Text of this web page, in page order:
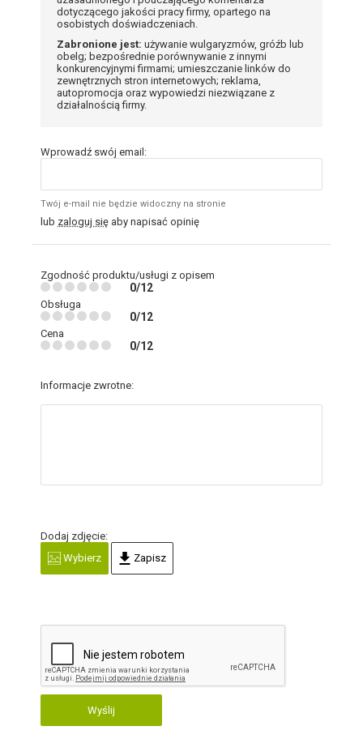
dotyczącego jakości pracy firmy, opartego na
osobistych doświadczeniach.
Zabronione jest: używanie wulgaryzmów, gróźb lub
obelg; bezpośrednie porównywanie z innymi
konkurencyjnymi firmami; umieszczanie linków do
zewnętrznych stron internetowych; reklama,
autopromocja oraz wypowiedzi niezwiązane z
działalnością firmy.
Wprowadź swój email:
Twój e-mail nie będzie widoczny na stronie
lub zaloguj się aby napisać opinię
Zgodność produktu/usługi z opisem
0/12
Obsługa
0/12
Cena
0/12
Informacje zwrotne:
Dodaj zdjęcie:
Wybierz
Zapisz
Wyślij